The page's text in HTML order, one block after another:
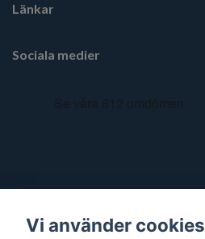
Länkar
Sociala medier
Vi använder cookies